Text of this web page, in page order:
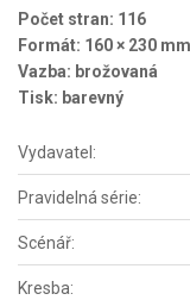
Počet stran: 116
Formát: 160 × 230 mm
Vazba: brožovaná
Tisk: barevný
Vydavatel:
Pravidelná série:
Scénář:
Kresba: